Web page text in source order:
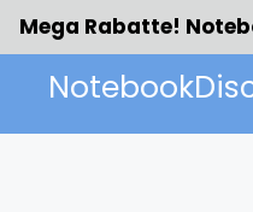
Zum
Inhalt
springen
Mega Rabatte!